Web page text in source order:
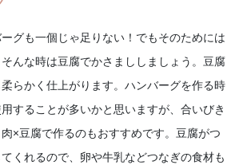
グも一個じゃ足りない！でもそのためには
んな時は豆腐でかさまししましょう。豆腐
らかく仕上がります。ハンバーグを作る時
することが多いかと思いますが、合いびき
×豆腐で作るのもおすすめです。豆腐がつ
くれるので、卵や牛乳などつなぎの食材も